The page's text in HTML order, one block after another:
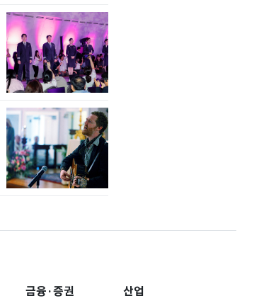
금융·증권 산업